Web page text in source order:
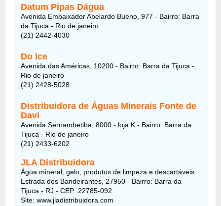
Datum Pipas Dágua
Avenida Embaixador Abelardo Bueno, 977 - Bairro: Barra
da Tijuca - Rio de janeiro
(21) 2442-4030
Do Ice
Avenida das Américas, 10200 - Bairro: Barra da Tijuca -
Rio de janeiro
(21) 2428-5028
Distribuidora de Águas Minerais Fonte de
Davi
Avenida Sernambetiba, 8000 - loja K - Bairro: Barra da
Tijuca - Rio de janeiro
(21) 2433-6202
JLA Distribuidora
Água mineral, gelo, produtos de limpeza e descartáveis.
Estrada dos Bandeirantes, 27950 - Bairro: Barra da
Tijuca - RJ - CEP: 22785-092
Site: www.jladistribuidora.com